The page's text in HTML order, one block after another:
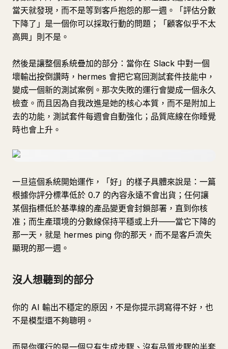
當天就發現，而不是等到客戶抱怨的那一週。「評估分數
下降了」是一個你可以採取行動的問題；「顧客似乎不太
高興」則不是。
然後是讓整個系統疊加的部分：當你在 Slack 中對一個
壞輸出按倒讚時，hermes 會把它寫回測試套件技能中，
變成一個新的測試案例。那次失敗的運行會變成一個永久
檢查。而且因為自我改進是她的核心本質，而不是附加上
去的功能，測試套件每週會自動強化；品質底線在你睡覺
時也會上升。
一旦這個系統開始運作，「好」的樣子具體來說是：一篇
根據你評分標準低於 0.7 的內容永遠不會出貨；任何讓
某個指標低於基準線的產品變更會封鎖部署，直到你核
准；而生產環境的分數線保持平穩或上升——當它下降的
那一天，就是 hermes ping 你的那天，而不是客戶流失
顯現的那一週。
沒人想聽到的部分
你的 AI 輸出不穩定的原因，不是你提示詞寫得不好，也
不是模型還不夠聰明。
而是你運行的是一個只有生成步驟、沒有品質步驟的半套